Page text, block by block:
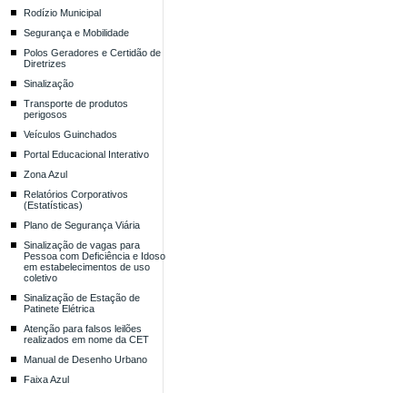
Rodízio Municipal
Segurança e Mobilidade
Polos Geradores e Certidão de
Diretrizes
Sinalização
Transporte de produtos
perigosos
Veículos Guinchados
Portal Educacional Interativo
Zona Azul
Relatórios Corporativos
(Estatísticas)
Plano de Segurança Viária
Sinalização de vagas para
Pessoa com Deficiência e Idoso
em estabelecimentos de uso
coletivo
Sinalização de Estação de
Patinete Elétrica
Atenção para falsos leilões
realizados em nome da CET
Manual de Desenho Urbano
Faixa Azul